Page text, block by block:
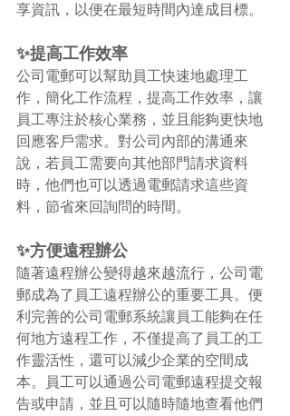
享資訊，以便在最短時間內達成目標。
✨提高工作效率
公司電郵可以幫助員工快速地處理工
作，簡化工作流程，提高工作效率，讓
員工專注於核心業務，並且能夠更快地
回應客戶需求。對公司內部的溝通來
說，若員工需要向其他部門請求資料
時，他們也可以透過電郵請求這些資
料，節省來回詢問的時間。
✨方便遠程辦公
隨著遠程辦公變得越來越流行，公司電
郵成為了員工遠程辦公的重要工具。便
利完善的公司電郵系統讓員工能夠在任
何地方遠程工作，不僅提高了員工的工
作靈活性，還可以減少企業的空間成
本。員工可以通過公司電郵遠程提交報
告或申請，並且可以隨時隨地查看他們